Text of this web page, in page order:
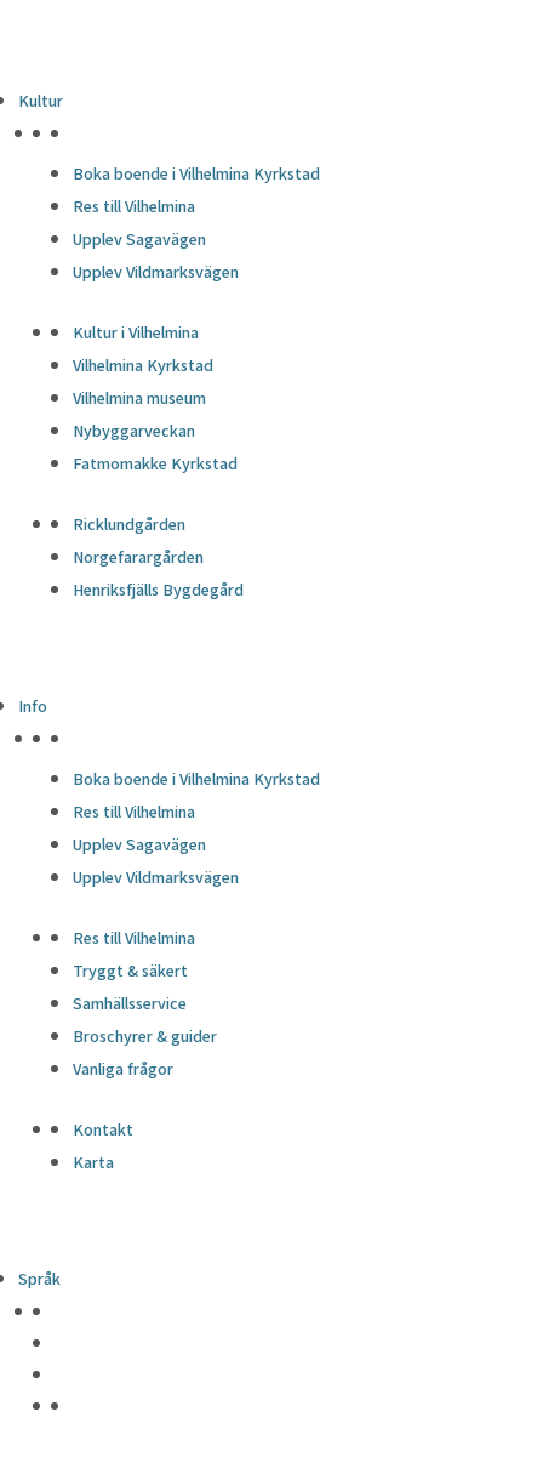
Kultur
Boka boende i Vilhelmina Kyrkstad
Res till Vilhelmina
Upplev Sagavägen
Upplev Vildmarksvägen
Kultur i Vilhelmina
Vilhelmina Kyrkstad
Vilhelmina museum
Nybyggarveckan
Fatmomakke Kyrkstad
Ricklundgården
Norgefarargården
Henriksfjälls Bygdegård
Info
Boka boende i Vilhelmina Kyrkstad
Res till Vilhelmina
Upplev Sagavägen
Upplev Vildmarksvägen
Res till Vilhelmina
Tryggt & säkert
Samhällsservice
Broschyrer & guider
Vanliga frågor
Kontakt
Karta
Språk